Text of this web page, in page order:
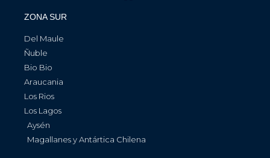
ZONA SUR
Del Maule
Ñuble
Bio Bio
Araucania
Los Rios
Los Lagos
Aysén
Magallanes y Antártica Chilena